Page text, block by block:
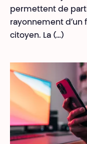
permettent de
rayonnement
citoyen. La (…)